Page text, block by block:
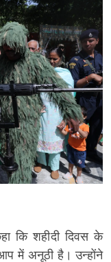
कि शहीदी दिवस के
में अनूठी है। उन्होंने